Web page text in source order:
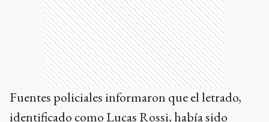
Fuentes policiales informaron que el letrado,
identificado como Lucas Rossi, había sido